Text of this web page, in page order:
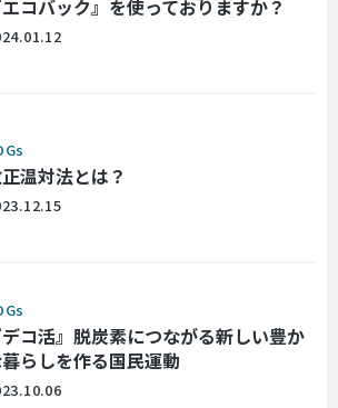
エコバック』を使っておりますか？
温対法とは？
デコ活』脱炭素につながる新しい豊か
らしを作る国民運動